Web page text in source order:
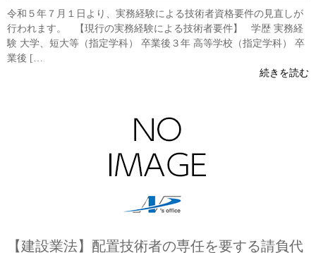
令和５年７月１日より、実務経験による技術者資格要件の見直しが
行われます。 【現行の実務経験による技術者要件】 学歴 実務経
験 大学、短大等（指定学科） 卒業後３年 高等学校（指定学科） 卒
業後 […
続きを読む
【建設業法】配置技術者の専任を要する請負代